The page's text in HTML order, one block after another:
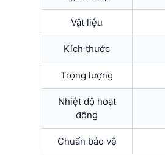
Vật liệu
Kích thước
Trọng lượng
Nhiệt độ hoạt
động
Chuẩn bảo vệ